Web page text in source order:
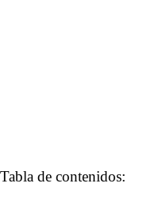
Tabla de contenidos: